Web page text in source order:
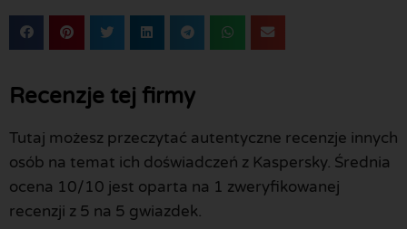
Recenzje tej firmy
Tutaj możesz przeczytać autentyczne recenzje innych
osób na temat ich doświadczeń z Kaspersky. Średnia
ocena 10/10 jest oparta na 1 zweryfikowanej
recenzji z 5 na 5 gwiazdek.